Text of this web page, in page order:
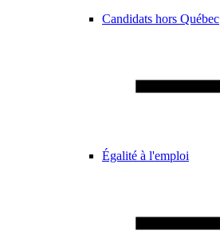
Candidats hors Québec
Égalité à l'emploi